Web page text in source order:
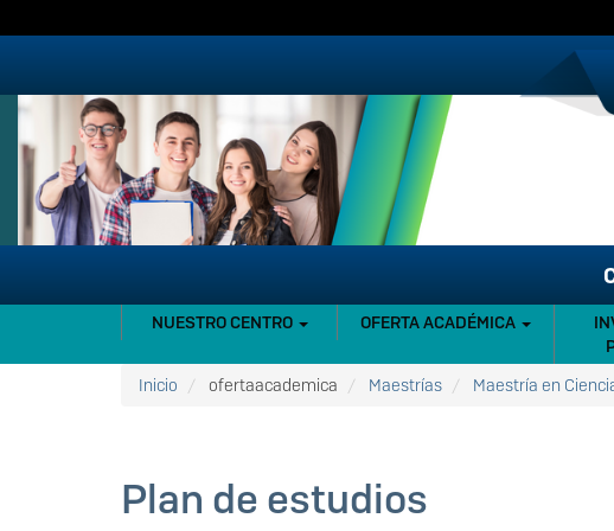
al
NAVEGACIÓN
PRINCIPAL
NUESTRO CENTRO OFERTA ACADÉMICA
Inicio
ofertaacademica Maestrías Maestría en
Plan de estudios